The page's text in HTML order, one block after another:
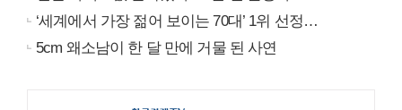
‘세계에서 가장 젊어 보이는 70대’ 1위 선정…
5cm 왜소남이 한 달 만에 거물 된 사연